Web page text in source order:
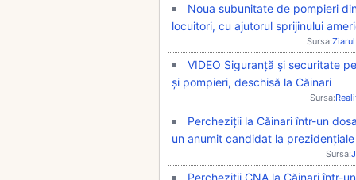
Noua subunitate de pompieri
locuitori, cu ajutorul sprijinului
Sursa:
VIDEO Siguranță și securitate
și pompieri, deschisă la Căinari
Sursa:
Percheziții la Căinari într-un
un anumit candidat la prezidențiale
Sursa:
Percheziții CNA la Căinari într-